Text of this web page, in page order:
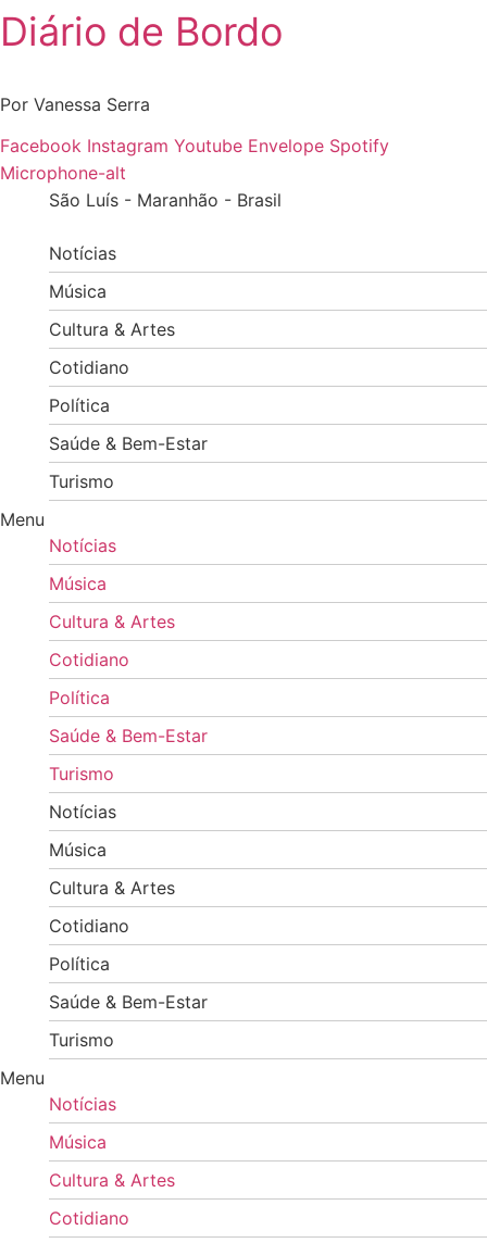
Skip
to
Diário de Bordo
Por Vanessa Serra
Facebook Instagram Youtube Envelope Spotify
Microphone-alt
São Luís - Maranhão - Brasil
Notícias
Música
Cultura & Artes
Cotidiano
Política
Saúde & Bem-Estar
Turismo
Menu
Notícias
Música
Cultura & Artes
Cotidiano
Política
Saúde & Bem-Estar
Turismo
Notícias
Música
Cultura & Artes
Cotidiano
Política
Saúde & Bem-Estar
Turismo
Menu
Notícias
Música
Cultura & Artes
Cotidiano